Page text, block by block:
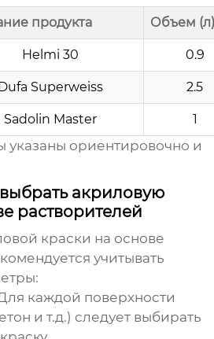
продукта Объем
Helmi 30 0.9
Superweiss 2.5
Sadolin Master 1
ориентировочно и
акриловую
растворителей
краски на основе
учитывать
каждой поверхности
и т.д.) следует выбирать